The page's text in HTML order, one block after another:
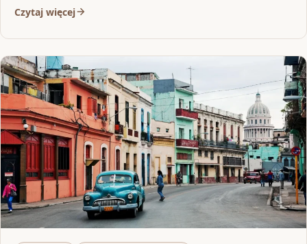
Czytaj więcej